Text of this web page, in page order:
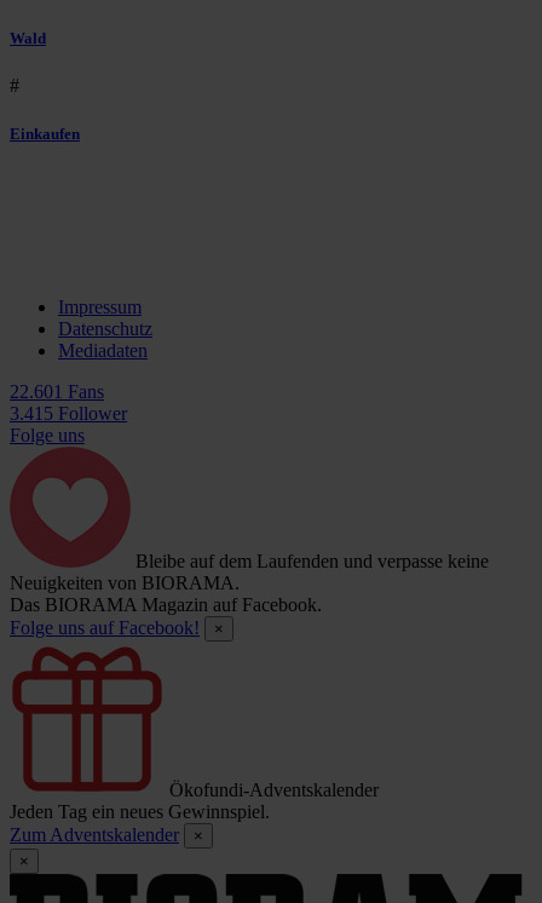
Wald
#
Einkaufen
Impressum
Datenschutz
Mediadaten
22.601 Fans
3.415 Follower
Folge uns
Bleibe auf dem Laufenden und verpasse keine
Neuigkeiten von BIORAMA.
Das BIORAMA Magazin auf Facebook.
Folge uns auf Facebook!
×
Ökofundi-Adventskalender
Jeden Tag ein neues Gewinnspiel.
Zum Adventskalender
×
×